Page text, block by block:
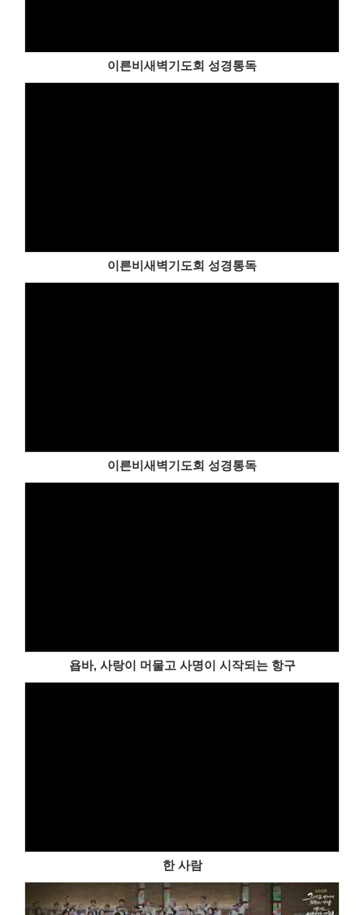
이른비새벽기도회 성경통독
이른비새벽기도회 성경통독
이른비새벽기도회 성경통독
욥바, 사랑이 머물고 사명이 시작되는 항구
한 사람